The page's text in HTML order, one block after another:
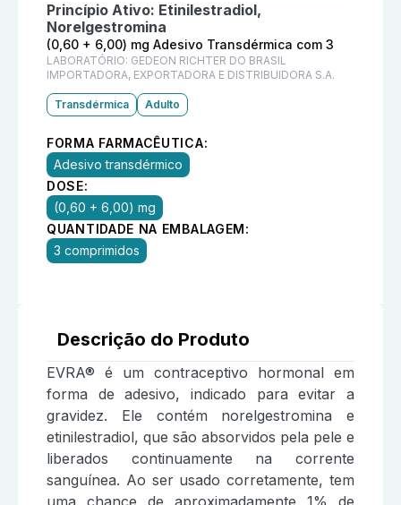
Princípio Ativo: Etinilestradiol,
Norelgestromina
(0,60 + 6,00) mg Adesivo Transdérmica com 3
LABORATÓRIO: GEDEON RICHTER DO BRASIL
IMPORTADORA, EXPORTADORA E DISTRIBUIDORA S.A.
Transdérmica Adulto
FORMA FARMACÊUTICA:
Adesivo transdérmico
DOSE:
(0,60 + 6,00) mg
QUANTIDADE NA EMBALAGEM:
3 comprimidos
Descrição do Produto
EVRA® é um contraceptivo hormonal em
forma de adesivo, indicado para evitar a
gravidez. Ele contém norelgestromina e
etinilestradiol, que são absorvidos pela pele e
liberados continuamente na corrente
sanguínea. Ao ser usado corretamente, tem